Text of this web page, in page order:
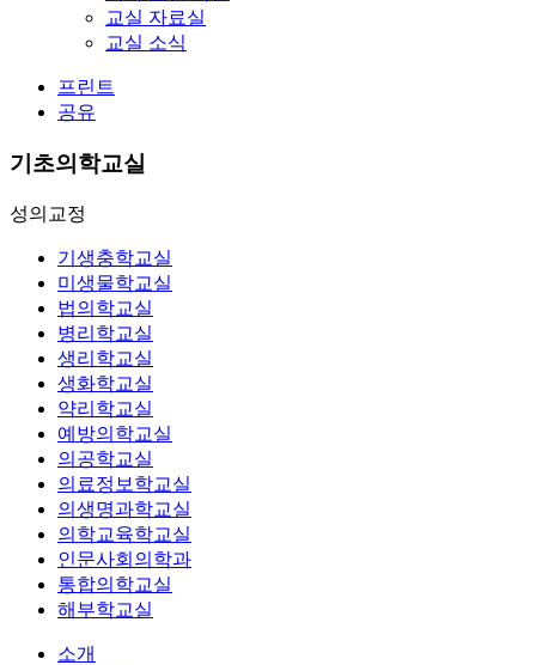
교실 자료실
교실 소식
프린트
공유
기초의학교실
성의교정
기생충학교실
미생물학교실
법의학교실
병리학교실
생리학교실
생화학교실
약리학교실
예방의학교실
의공학교실
의료정보학교실
의생명과학교실
의학교육학교실
인문사회의학과
통합의학교실
해부학교실
소개